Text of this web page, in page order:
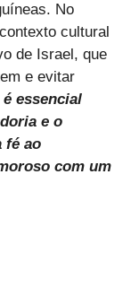
No
cultural
de Israel, que
e evitar
essencial
e o
fé ao
com um